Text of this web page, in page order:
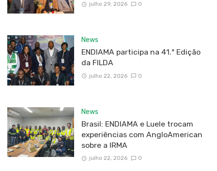
julho 29, 2026 0
News
ENDIAMA participa na 41.ª Edição
da FILDA
julho 22, 2026 0
News
Brasil: ENDIAMA e Luele trocam
experiências com AngloAmerican
sobre a IRMA
julho 22, 2026 0